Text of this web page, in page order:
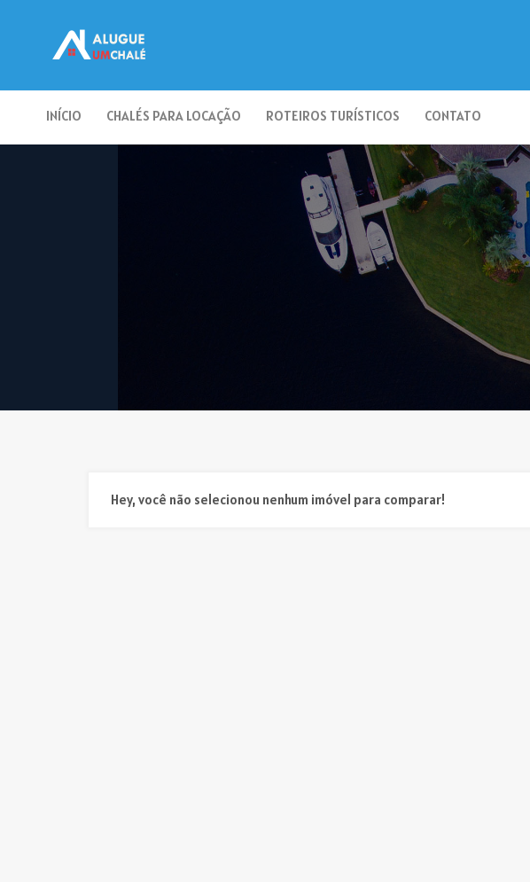
INÍCIO CHALÉS PARA LOCAÇÃO ROTEIROS TURÍSTICOS CONTATO
Hey, você não selecionou nenhum imóvel para comparar!